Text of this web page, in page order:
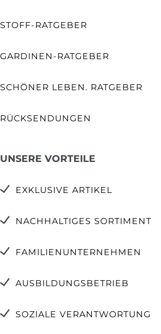
STOFF-RATGEBER
GARDINEN-RATGEBER
SCHÖNER LEBEN. RATGEBER
RÜCKSENDUNGEN
UNSERE VORTEILE
EXKLUSIVE ARTIKEL
NACHHALTIGES SORTIMENT
FAMILIENUNTERNEHMEN
AUSBILDUNGSBETRIEB
SOZIALE VERANTWORTUNG